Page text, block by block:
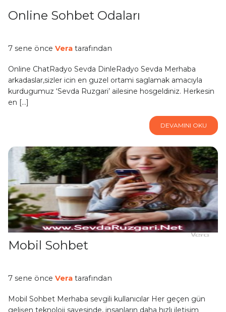
Online Sohbet Odaları
7 sene önce Vera tarafından
Online ChatRadyo Sevda DinleRadyo Sevda Merhaba
arkadaslar,sizler icin en guzel ortami saglamak amacıyla
kurdugumuz ‘Sevda Ruzgari’ ailesine hosgeldiniz. Herkesin
en […]
DEVAMINI OKU
Mobil Sohbet
7 sene önce Vera tarafından
Mobil Sohbet Merhaba sevgili kullanıcılar Her geçen gün
gelişen teknoloji sayesinde, insanların daha hızlı iletişim